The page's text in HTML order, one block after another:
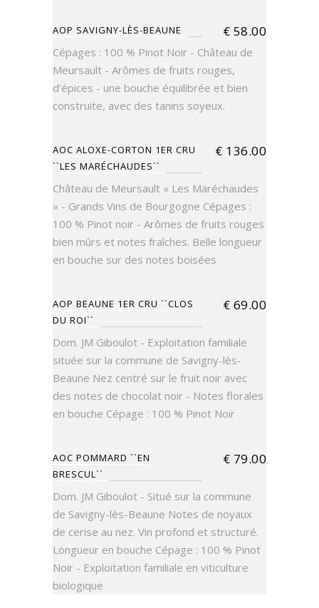
AOP SAVIGNY-LÈS-BEAUNE € 58.00
Cépages : 100 % Pinot Noir - Château de
Meursault - Arômes de fruits rouges,
d’épices - une bouche équilibrée et bien
construite, avec des tanins soyeux.
AOC ALOXE-CORTON 1ER CRU
``LES MARÉCHAUDES``
€ 136.00
Château de Meursault « Les Maréchaudes
» - Grands Vins de Bourgogne Cépages :
100 % Pinot noir - Arômes de fruits rouges
bien mûrs et notes fraîches. Belle longueur
en bouche sur des notes boisées
AOP BEAUNE 1ER CRU ``CLOS
DU ROI``
€ 69.00
Dom. JM Giboulot - Exploitation familiale
située sur la commune de Savigny-lès-
Beaune Nez centré sur le fruit noir avec
des notes de chocolat noir - Notes florales
en bouche Cépage : 100 % Pinot Noir
AOC POMMARD ``EN
BRESCUL``
€ 79.00
Dom. JM Giboulot - Situé sur la commune
de Savigny-lès-Beaune Notes de noyaux
de cerise au nez. Vin profond et structuré.
Longueur en bouche Cépage : 100 % Pinot
Noir - Exploitation familiale en viticulture
biologique